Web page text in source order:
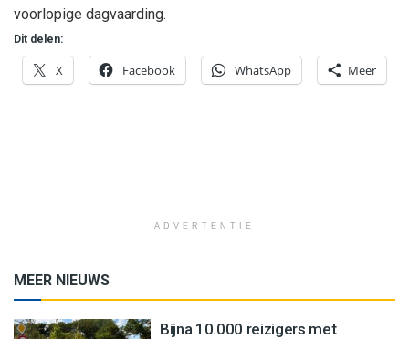
voorlopige dagvaarding.
Dit delen:
X Facebook WhatsApp Meer
ADVERTENTIE
MEER NIEUWS
Bijna 10.000 reizigers met